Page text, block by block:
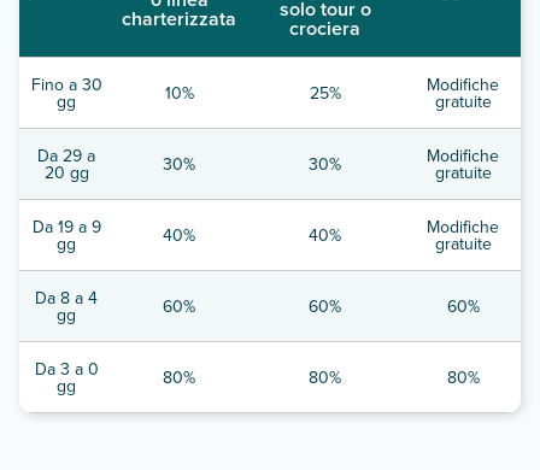
charterizzata solo tour o
crociera
Fino a 30
gg 10% 25% Modifiche
gratuite
Da 29 a
20 gg 30% 30% Modifiche
gratuite
Da 19 a 9
gg 40% 40% Modifiche
gratuite
Da 8 a 4
gg 60% 60% 60%
Da 3 a 0
gg 80% 80% 80%